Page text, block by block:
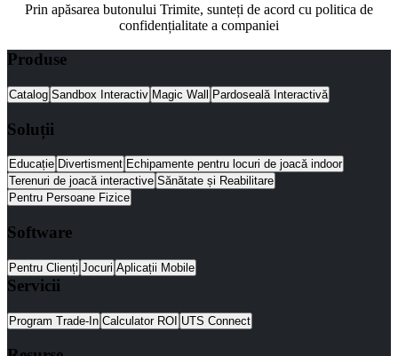
Prin apăsarea butonului Trimite, sunteți de acord cu politica de
confidențialitate a companiei
Produse
Catalog Sandbox Interactiv Magic Wall Pardoseală Interactivă
Soluții
Educație Divertisment Echipamente pentru locuri de joacă indoor
Terenuri de joacă interactive Sănătate și Reabilitare
Pentru Persoane Fizice
Software
Pentru Clienți Jocuri Aplicații Mobile
Servicii
Program Trade-In Calculator ROI UTS Connect